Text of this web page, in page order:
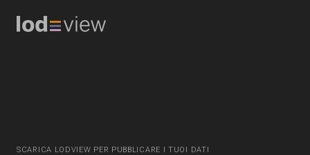
SCARICA LODVIEW PER PUBBLICARE I TUOI DATI